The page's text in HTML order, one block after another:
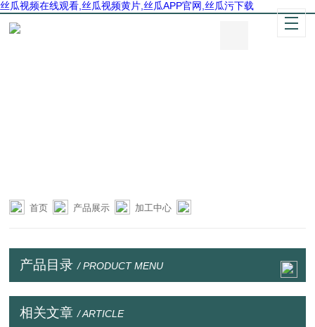
丝瓜视频在线观看,丝瓜视频黄片,丝瓜APP官网,丝瓜污下载
首页 产品展示 加工中心
产品目录 / PRODUCT MENU
相关文章 / ARTICLE